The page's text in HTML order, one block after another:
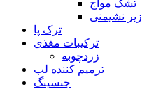
تشک مواج
زیر نشیمنی
ترک پا
ترکیبات مغذی
زردچوبه
ترمیم کننده لب
جنسینگ